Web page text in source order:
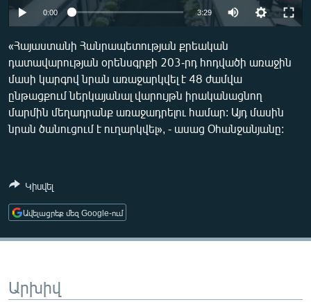
ՄՇԱԿՈՒՅԹ
ՄԵԿՆԱԲԱՆՈՒԹՅՈՒՆ
ՏՏ ԵՒ ԻՆՏԵՐՆԵՏ
ԿՈՐՈՆԱՎԻՐՈՒՍ
ԱՐԽԻՎ
ԲԱՆԱՎԵՃ
ՁԳՏԵԼՈՎ ԼԱՎԱԳՈՒՅՆԻՆ
English
0:00 3:29
«Հայաստանի Հանրապետության քրեական
դատավարության օրենսգրքի 203-րդ հոդվածի առաջին
մասի կարգով նրան առաջարկվել է 48 ժամվա
ընթացքում ներկայանալ վարույթն իրականացնող
մարմին մեղադրանք առաջադրելու համար: Այդ մասին
նրան ծանուցում է ուղարկվել», - ասաց Օհանջանյանը:
Կիսվել
Ավելացրեք մեզ Google-ում
Արխիվ